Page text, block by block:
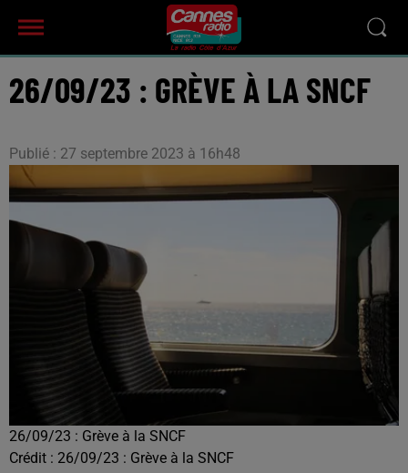
26/09/23 : GRÈVE À LA SNCF
Publié : 27 septembre 2023 à 16h48
26/09/23 : Grève à la SNCF
Crédit : 26/09/23 : Grève à la SNCF